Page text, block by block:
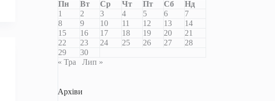
Пн
Вт Ср Чт Пт Сб
Нд
1
2 3 4 5 6
7
8
9 10 11 12 13
14
15
16 17 18 19 20
21
22
23 24 25 26 27
28
29
30
« Тра
Лип »
Архіви